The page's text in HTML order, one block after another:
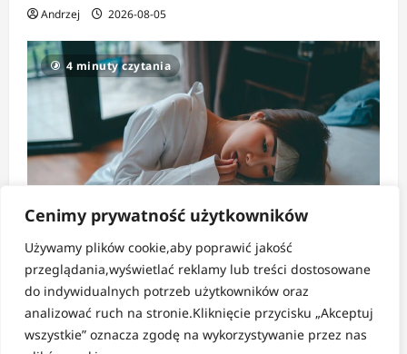
Cenimy prywatność użytkowników
Używamy plików cookie,aby poprawić jakość
przeglądania,wyświetlać reklamy lub treści dostosowane
do indywidualnych potrzeb użytkowników oraz
analizować ruch na stronie.Kliknięcie przycisku „Akceptuj
wszystkie” oznacza zgodę na wykorzystywanie przez nas
Andrzej 2026-08-05
4 minuty czytania
Strefa zdrowia
Ciche i ignorowane objawy ukrytego
odwodnienia organizmu